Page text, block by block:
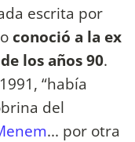
escrita por
conoció a la ex
los años 90.
“había
del
... por otra